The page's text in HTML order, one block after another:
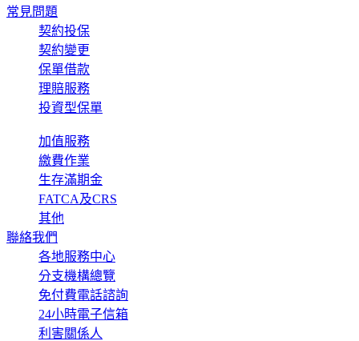
常見問題
契約投保
契約變更
保單借款
理賠服務
投資型保單
加值服務
繳費作業
生存滿期金
FATCA及CRS
其他
聯絡我們
各地服務中心
分支機構總覽
免付費電話諮詢
24小時電子信箱
利害關係人